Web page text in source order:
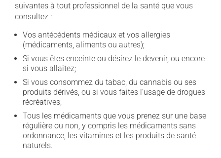
suivantes à tout professionnel de la santé que vous
consultez :
Vos antécédents médicaux et vos allergies
(médicaments, aliments ou autres);
Si vous êtes enceinte ou désirez le devenir, ou encore
si vous allaitez;
Si vous consommez du tabac, du cannabis ou ses
produits dérivés, ou si vous faites l'usage de drogues
récréatives;
Tous les médicaments que vous prenez sur une base
régulière ou non, y compris les médicaments sans
ordonnance, les vitamines et les produits de santé
naturels.